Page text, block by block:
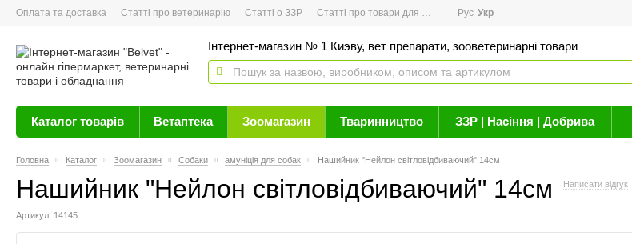
Оплата та доставка Статті про ветеринарію Статті о ЗЗР Статті про товари для здоров'я Новини
Рус Укр
Інтернет-магазин № 1 Киэву, вет препарати, зооветеринарні товари
Каталог товарів Ветаптека Зоомагазин Тваринництво ЗЗР | Насіння | Добрива
Головна Каталог Зоомагазин Собаки амуніція для собак Нашийник "Нейлон світловідбиваючий" 14см
Нашийник "Нейлон світловідбиваючий" 14см Написати відгук
Артикул: 14145